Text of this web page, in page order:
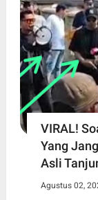
VIRAL!
Yang
Asli
Agustus 02,